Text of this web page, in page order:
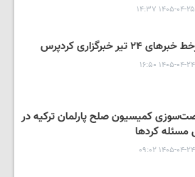
۱۴۰۵-۰۴-۲۵ ۱۴:۳۷
۲۴ تیر خبرگزاری کردپرس
۱۴۰۵-۰۴-۲۴ ۱۶:۵۰
کمیسیون صلح پارلمان ترکیه در
کردها
۱۴۰۵-۰۴-۲۴ ۰۹:۰۲